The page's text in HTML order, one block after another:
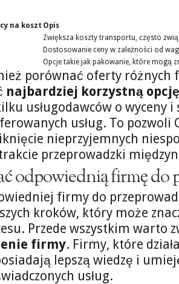
na koszt Opis
Zwiększa koszty transportu, często
Dostosowanie ceny w zależności od
Opcje takie jak pakowanie, które mogą
porównać oferty różnych
najbardziej korzystną opcję
usługodawców o wyceny i
usług. To pozwoli
nieprzyjemnych
przeprowadzki
odpowiednią firmę do
firmy do
kroków, który może
Przede wszystkim warto
firmy. Firmy, które
lepszą wiedzę i
usług.